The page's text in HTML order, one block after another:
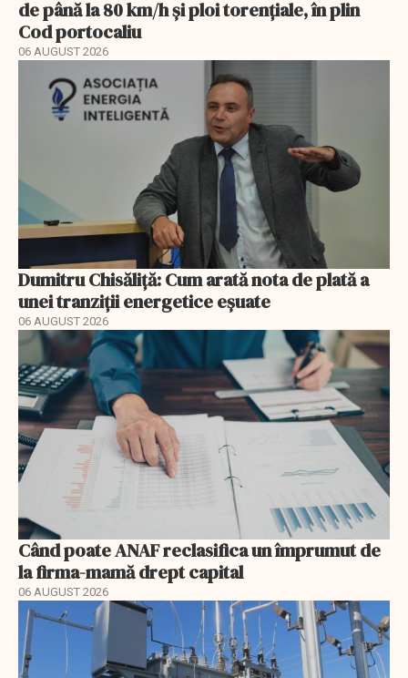
de până la 80 km/h și ploi torențiale, în plin
Cod portocaliu
06 AUGUST 2026
Dumitru Chisăliță: Cum arată nota de plată a
unei tranziții energetice eșuate
06 AUGUST 2026
Când poate ANAF reclasifica un împrumut de
la firma-mamă drept capital
06 AUGUST 2026